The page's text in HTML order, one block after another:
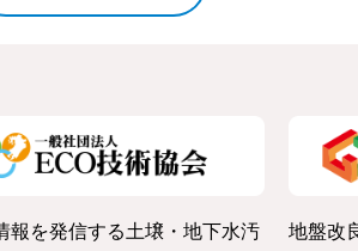
報を発信する土壌・地下水汚
地盤改